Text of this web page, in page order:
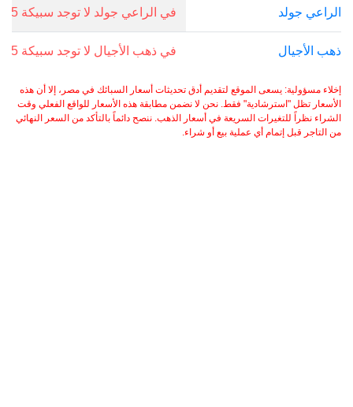
الراعي جولد في الراعي جولد لا توجد سبيكة 0.5 جرام.
ذهب الأجيال في ذهب الأجيال لا توجد سبيكة 0.5 جرام.
إخلاء مسؤولية: يسعى الموقع لتقديم أدق تحديثات أسعار السبائك في مصر، إلا أن هذه
الأسعار تظل "استرشادية" فقط. نحن لا نضمن مطابقة هذه الأسعار للواقع الفعلي وقت
الشراء نظراً للتغيرات السريعة في أسعار الذهب. ننصح دائماً بالتأكد من السعر النهائي
من التاجر قبل إتمام أي عملية بيع أو شراء.